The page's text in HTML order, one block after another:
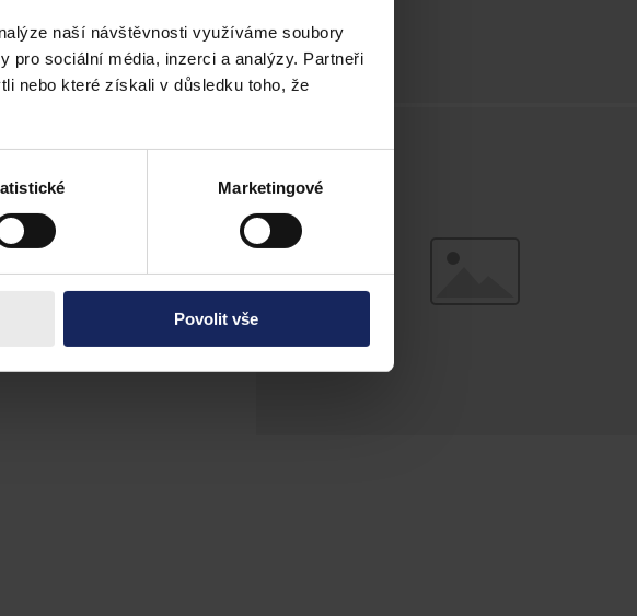
naší návštěvnosti využíváme soubory
pro sociální média, inzerci a analýzy. Partneři
nebo které získali v důsledku toho, že
Marketingové
Povolit vše
v řízení
řízení před orgány veřejné moci ve
doplňuje bezplatnou právní